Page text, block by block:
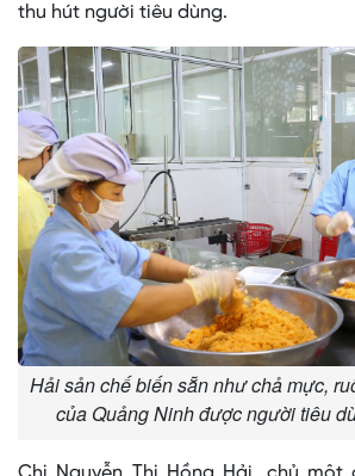
thu hút người tiêu dùng.
Hải sản chế biến sẵn như chả mực,
của Quảng Ninh được người tiêu